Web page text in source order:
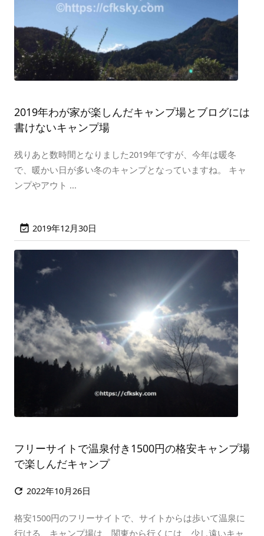
2019年わが家が楽しんだキャンプ場とブログには
書けないキャンプ場
残りあと数時間となりました2019年ですが、今年は暖冬
で、暖かい日が多い冬のキャンプとなっていますね。 キャ
ンプやアウト ...
 2019年12月30日
フリーサイトで温泉付き1500円の格安キャンプ場
で楽しんだキャンプ
 2022年10月26日
格安1500円のフリーサイトで、サイトからは歩いて温泉に
行ける、キャンプ場は、関東から行くには、少し遠いキャ